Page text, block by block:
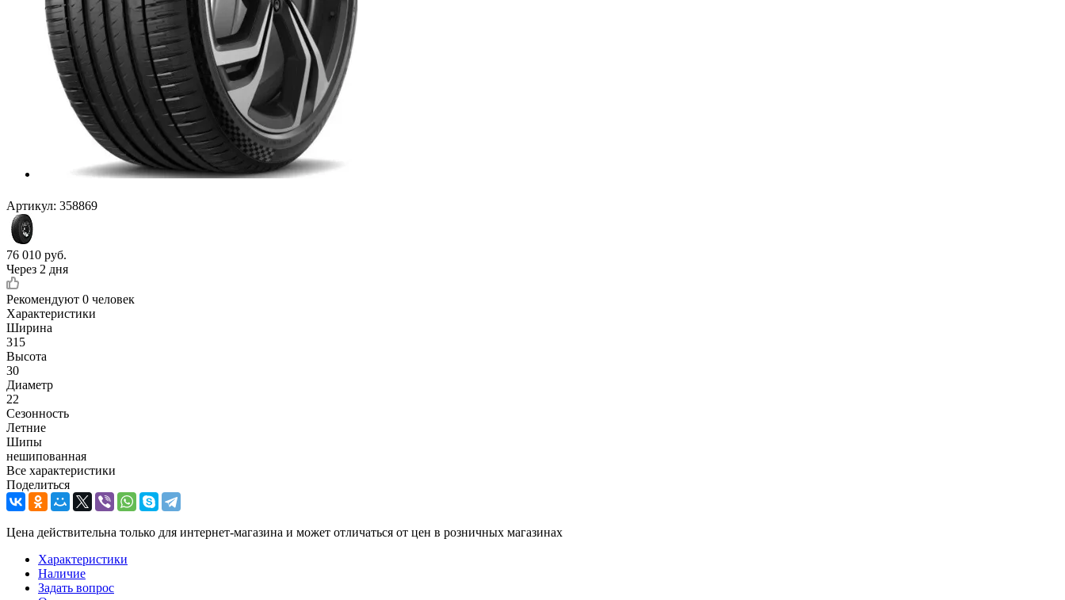
Артикул: 358869
76 010 руб.
Через 2 дня
Рекомендуют 0 человек
Характеристики
Ширина
315
Высота
30
Диаметр
22
Сезонность
Летние
Шипы
нешипованная
Все характеристики
Поделиться
Цена действительна только для интернет-магазина и может отличаться от цен в розничных магазинах
Характеристики
Наличие
Задать вопрос